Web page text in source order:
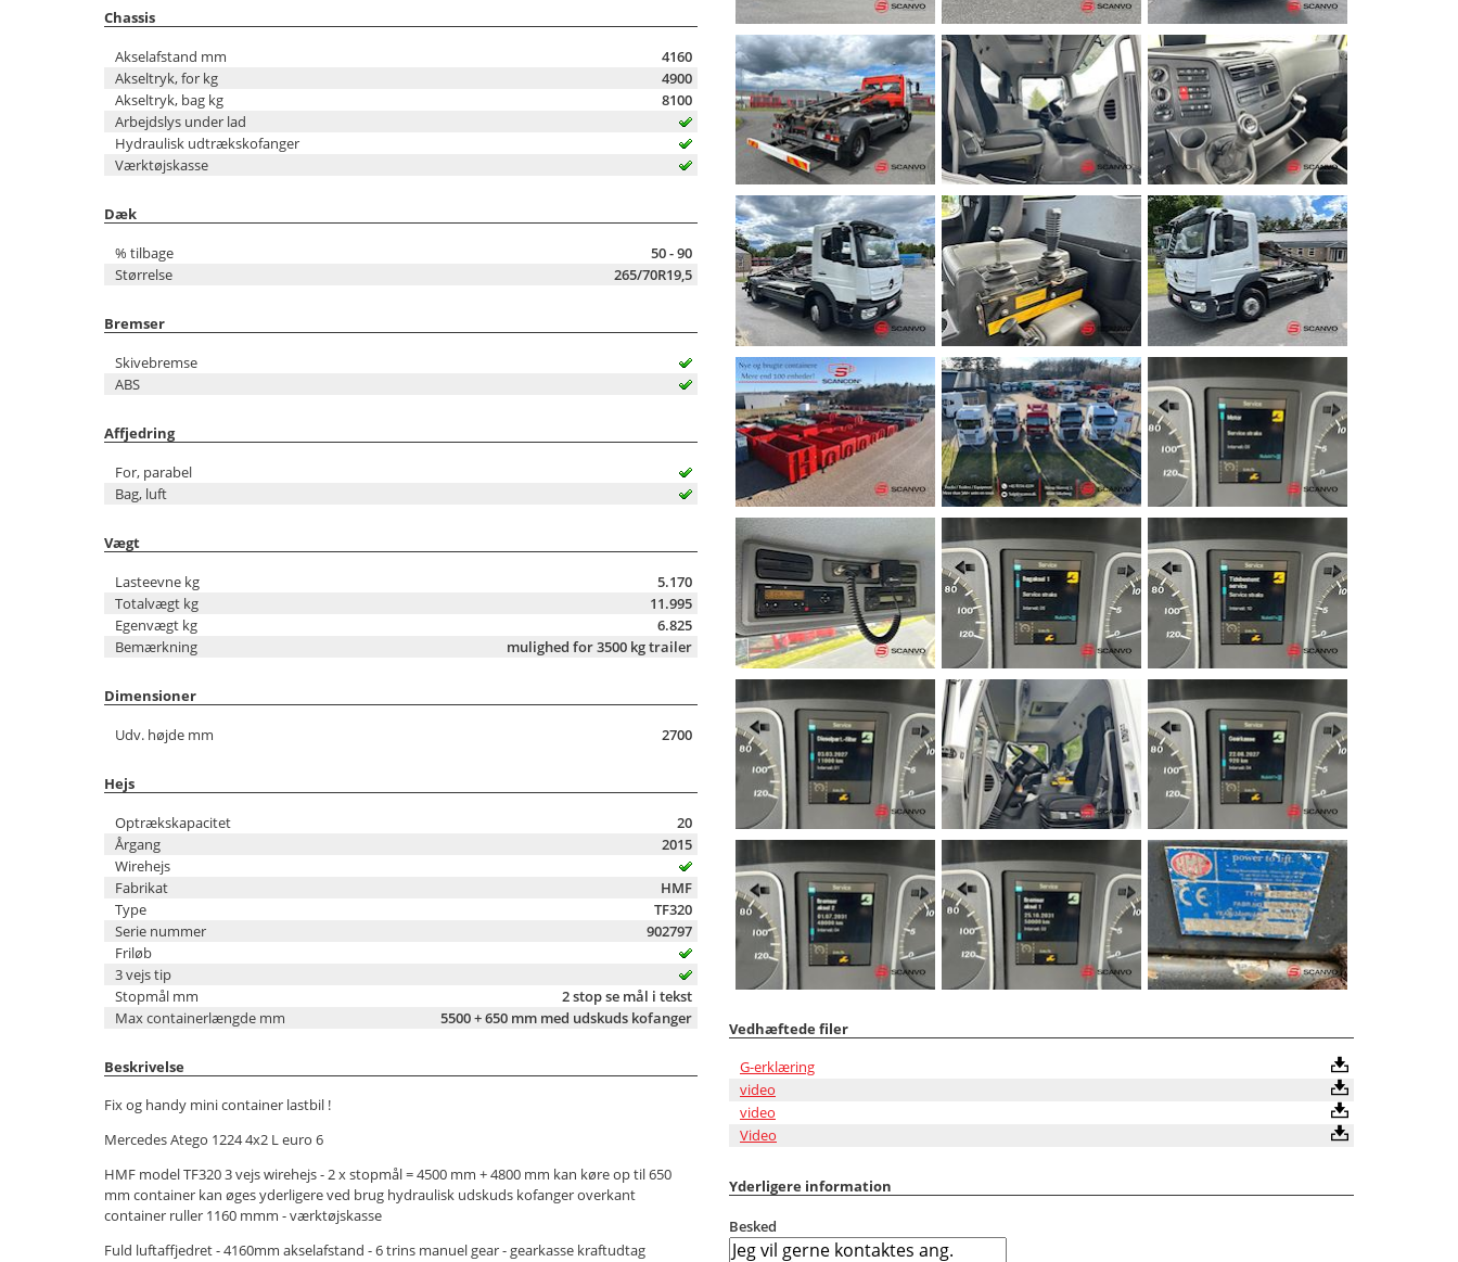
Chassis
Akselafstand mm
4160
Akseltryk, for kg
4900
Akseltryk, bag kg
8100
Arbejdslys under lad
Hydraulisk udtrækskofanger
Værktøjskasse
Dæk
% tilbage
50 - 90
Størrelse
265/70R19,5
Bremser
Skivebremse
ABS
Affjedring
For, parabel
Bag, luft
Vægt
Lasteevne kg
5.170
Totalvægt kg
11.995
Egenvægt kg
6.825
Bemærkning
mulighed for 3500 kg trailer
Dimensioner
Udv. højde mm
2700
Hejs
Optrækskapacitet
20
Årgang
2015
Wirehejs
Fabrikat
HMF
Type
TF320
Serie nummer
902797
Friløb
3 vejs tip
Stopmål mm
2 stop se mål i tekst
Max containerlængde mm
5500 + 650 mm med udskuds kofanger
Beskrivelse
Fix og handy mini container lastbil !
Mercedes Atego 1224 4x2 L euro 6
HMF model TF320 3 vejs wirehejs - 2 x stopmål = 4500 mm + 4800 mm kan køre op til 650
mm container kan øges yderligere ved brug hydraulisk udskuds kofanger overkant
container ruller 1160 mmm - værktøjskasse
Fuld luftaffjedret - 4160mm akselafstand - 6 trins manuel gear - gearkasse kraftudtag
Vedhæftede filer
G-erklæring
video
video
Video
Yderligere information
Besked